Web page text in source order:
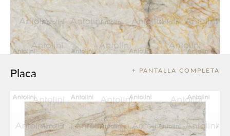
+ PANTALLA COMPLETA
Placa